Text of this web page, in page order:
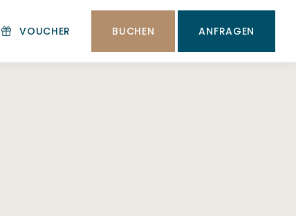
VOUCHER BUCHEN ANFRAGEN